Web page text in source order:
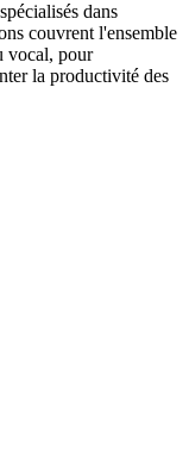
dans
couvrent l'ensemble
vocal, pour
la productivité des